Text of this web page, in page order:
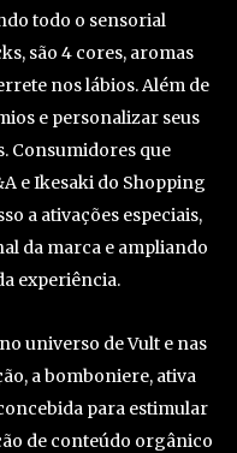
todo o sensorial
são 4 cores, aromas
nos lábios. Além de
e personalizar seus
Consumidores que
e Ikesaki do Shopping
a ativações especiais,
da marca e ampliando
experiência.
universo de Vult e nas
a bomboniere, ativa
para estimular
de conteúdo orgânico